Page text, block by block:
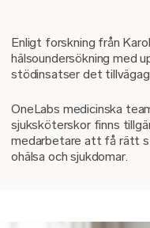
Enligt forskning från
hälsoundersökning med
stödinsatser det
OneLabs medicinska
sjuksköterskor finns
medarbetare att få rätt
ohälsa och sjukdomar.